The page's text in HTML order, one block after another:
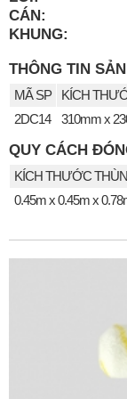
CÁN:
KHUNG:
THÔNG TIN
MÃ SP KÍCH
2DC14
310mm x
QUY CÁCH
KÍCH THƯỚC
0.45m x 0.45m x